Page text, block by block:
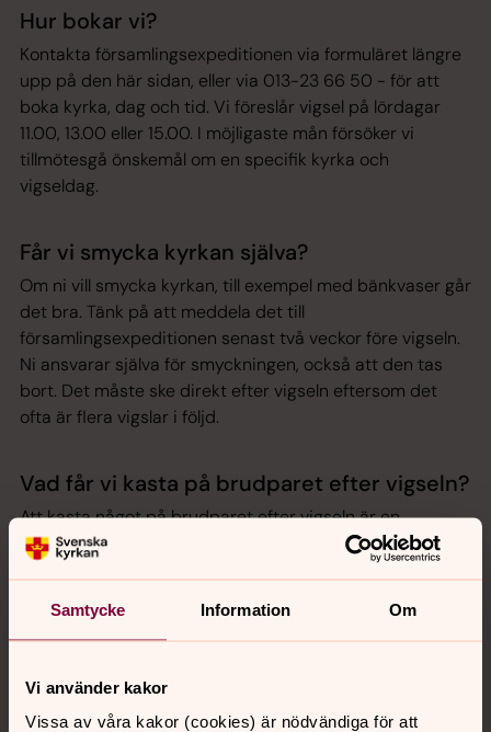
Samtycke Information Om
Vi använder kakor
Vissa av våra kakor (cookies) är nödvändiga för att
Hur bokar vi?
Kontakta församlingsexpeditionen via formuläret längre
upp på den här sidan, eller via 013-23 66 50 - för att
boka kyrka, dag och tid. Vi föreslår vigsel på lördagar
11.00, 13.00 eller 15.00. I möjligaste mån försöker vi
tillmötesgå önskemål om en specifik kyrka och
vigseldag.
Får vi smycka kyrkan själva?
Om ni vill smycka kyrkan, till exempel med bänkvaser går
det bra. Tänk på att meddela det till
församlingsexpeditionen senast två veckor före vigseln.
Ni ansvarar själva för smyckningen, också att den tas
bort. Det måste ske direkt efter vigseln eftersom det
ofta är flera vigslar i följd.
Vad får vi kasta på brudparet efter vigseln?
Att kasta något på brudparet efter vigseln är en
tradition för att önska dem lycka, fertilitet och välstånd.
Välj ett miljövänligt alternativ som torkad lavendel,
nedbrytbara och inte lämnar bestående spår eller skräp.
Tänk också på att inte inkludera fröer om ni väljer att
kyrkogården.